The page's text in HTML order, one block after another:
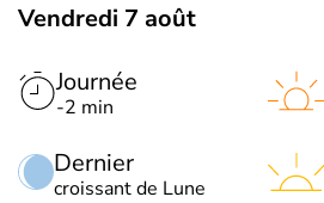
Vendredi 7 août
Journée
-2 min
Dernier
croissant de Lune